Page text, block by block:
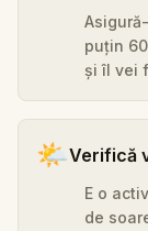
puțin
și îl vei
🌤️Verifică
E o
de